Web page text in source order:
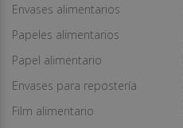
Envases alimentarios
Papeles alimentarios
Papel alimentario
Envases para repostería
Film alimentario